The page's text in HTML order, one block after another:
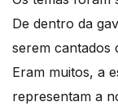
De dentro da
serem cantados
Eram muitos, a
representam a